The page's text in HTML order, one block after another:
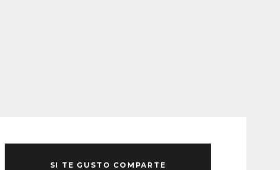
SI TE GUSTO COMPARTE